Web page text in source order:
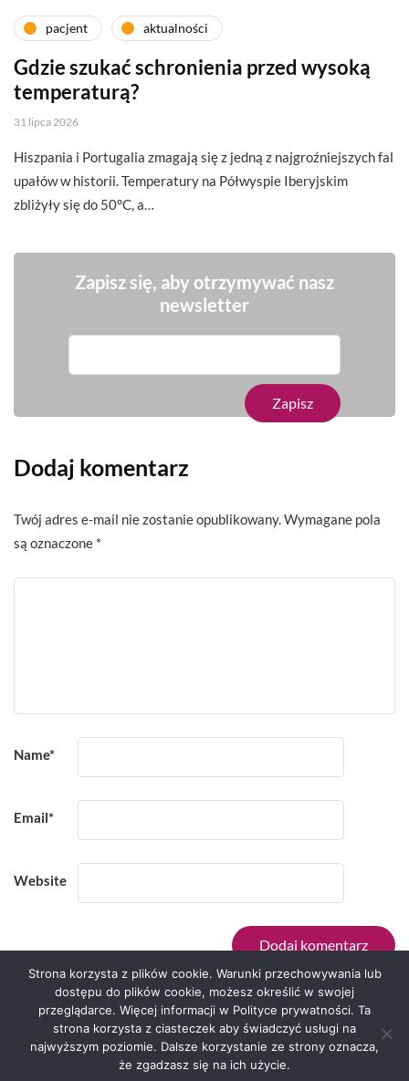
pacjent aktualności
Gdzie szukać schronienia przed wysoką
temperaturą?
31 lipca 2026
Hiszpania i Portugalia zmagają się z jedną z najgroźniejszych fal
upałów w historii. Temperatury na Półwyspie Iberyjskim
zbliżyły się do 50°C, a…
Zapisz się, aby otrzymywać nasz
newsletter
Dodaj komentarz
Twój adres e-mail nie zostanie opublikowany. Wymagane pola
są oznaczone *
Name*
Email*
Website
Serwis zaprojektował Grzegorz Sztank .
Strona korzysta z plików cookie. Warunki przechowywania lub
dostępu do plików cookie, możesz określić w swojej
przeglądarce. Więcej informacji w Polityce prywatności. Ta
strona korzysta z ciasteczek aby świadczyć usługi na
najwyższym poziomie. Dalsze korzystanie ze strony oznacza,
że zgadzasz się na ich użycie.